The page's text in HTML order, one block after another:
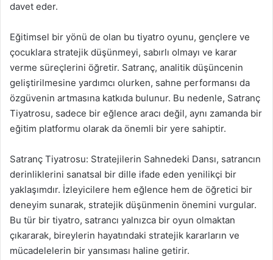
davet eder.
Eğitimsel bir yönü de olan bu tiyatro oyunu, gençlere ve
çocuklara stratejik düşünmeyi, sabırlı olmayı ve karar
verme süreçlerini öğretir. Satranç, analitik düşüncenin
geliştirilmesine yardımcı olurken, sahne performansı da
özgüvenin artmasına katkıda bulunur. Bu nedenle, Satranç
Tiyatrosu, sadece bir eğlence aracı değil, aynı zamanda bir
eğitim platformu olarak da önemli bir yere sahiptir.
Satranç Tiyatrosu: Stratejilerin Sahnedeki Dansı, satrancın
derinliklerini sanatsal bir dille ifade eden yenilikçi bir
yaklaşımdır. İzleyicilere hem eğlence hem de öğretici bir
deneyim sunarak, stratejik düşünmenin önemini vurgular.
Bu tür bir tiyatro, satrancı yalnızca bir oyun olmaktan
çıkararak, bireylerin hayatındaki stratejik kararların ve
mücadelelerin bir yansıması haline getirir.